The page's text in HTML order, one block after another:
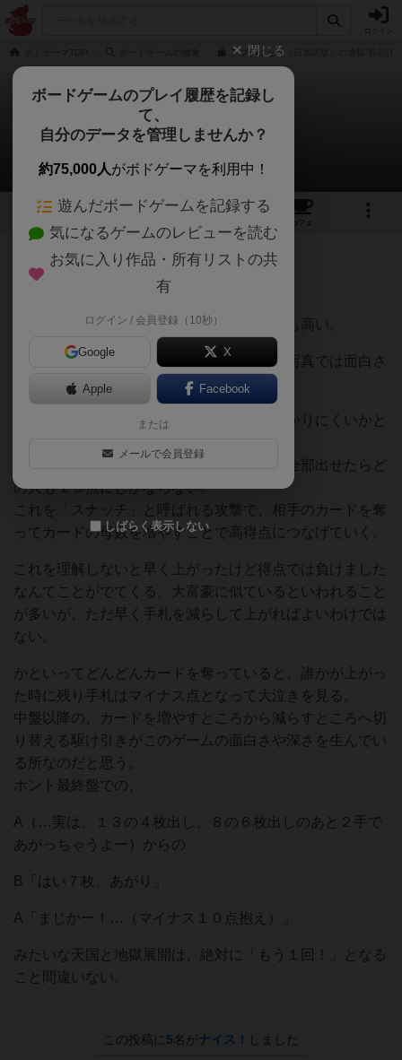
アブルクセン（日本語版）の通販/商品詳
アブルクセン
GOさんのレビュー
9 1 21
カフェ
857名 5名 0 9年弱前
これは本当によくできたゲームで、中毒性も高い。
残念なのはこんなに面白いのに、イメージ写真では面白さ
が伝わりにくい所。
初めはルールというか、ゲームのつぼが分かりにくいかと
初期手札が１３枚。１枚だせば１点なので全部出せたらど
の人も１３点にしかならない。
これを「スナッチ」と呼ばれる攻撃で、相手のカードを奪
ってカードの母数を増やすことで高得点につなげていく。
これを理解しないと早く上がったけど得点では負けました
なんてことがでてくる。大富豪に似ているといわれること
が多いが、ただ早く手札を減らして上がればよいわけでは
ない。
かといってどんどんカードを奪っていると、誰かが上がっ
た時に残り手札はマイナス点となって大泣きを見る。
中盤以降の、カードを増やすところから減らすところへ切
り替える駆け引きがこのゲームの面白さや深さを生んでい
る所なのだと思う。
ホント最終盤での、
A（…実は、１３の４枚出し、８の６枚出しのあと２手で
あがっちゃうよー）からの
B「はい７枚。あがり」
A「まじかー！…（マイナス１０点抱え）」
みたいな天国と地獄展開は、絶対に「もう１回！」となる
こと間違いない。
この投稿に 5名がナイス！ しました
閉じる
ボードゲームのプレイ履歴を記録し
て、
自分のデータを管理しませんか？
約75,000人がボドゲーマを利用中！
遊んだボードゲームを記録する
気になるゲームのレビューを読む
お気に入り作品・所有リストの共
有
ログイン / 会員登録（10秒）
Google X
Apple Facebook
または
メールで会員登録
しばらく表示しない